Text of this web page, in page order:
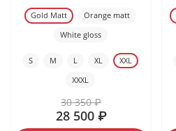
Gold Matt
Orange matt
White gloss
S M L XL
XXL
XXXL
30 350 ₽
28 500 ₽